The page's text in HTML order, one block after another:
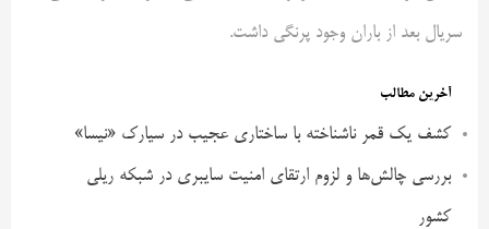
سریال بعد از باران وجود پرنگی داشت.
آخرین مطالب
کشف یک قمر ناشناخته با ساختاری عجیب در سیارک «نیسا»
بررسی چالش‌ها و لزوم ارتقای امنیت سایبری در شبکه ریلی
کشور